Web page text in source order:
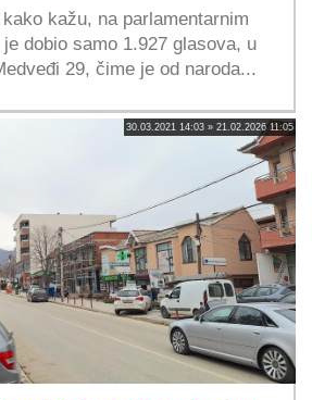
kažu, na parlamentarnim
dobio samo 1.927 glasova, u
29, čime je od naroda...
30.03.2021 14:03 » 21.02.2026 11:05